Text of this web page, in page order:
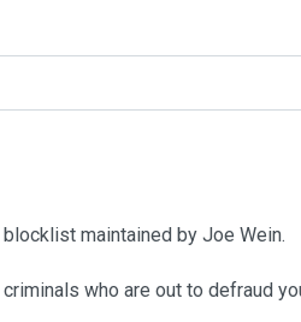
maintained by Joe Wein.
who are out to defraud